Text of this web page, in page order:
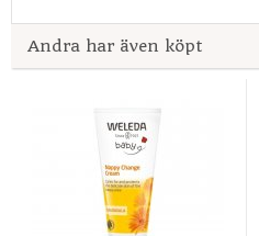
Andra har även köpt